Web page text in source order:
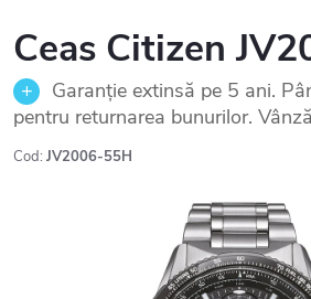
Ceas Citizen
Garanție extinsă pe 5 ani.
pentru returnarea bunurilor.
Cod: JV2006-55H